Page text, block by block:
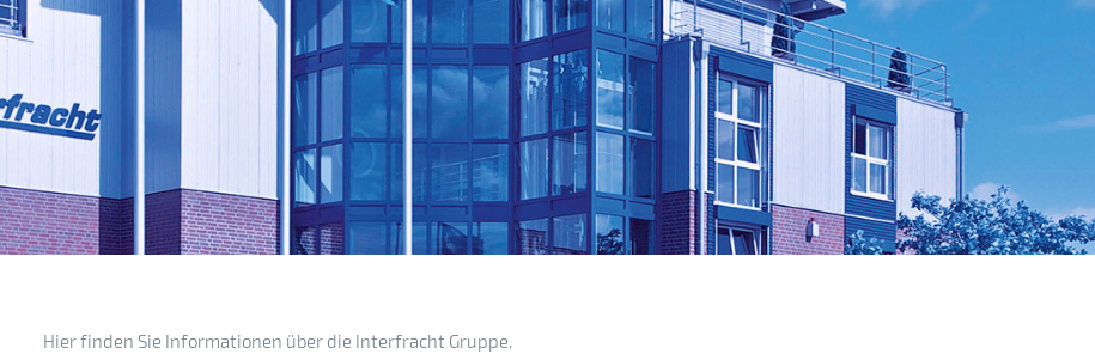
Hier finden Sie Informationen über die Interfracht Gruppe.